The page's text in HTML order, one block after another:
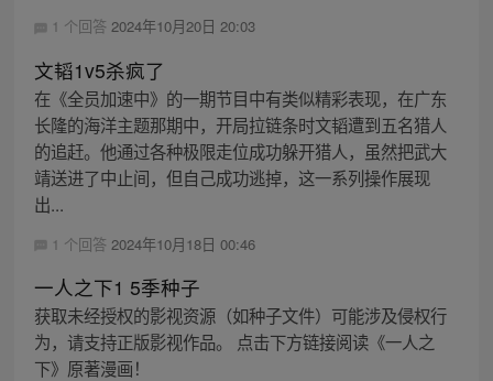
1 个回答 2024年10月20日 20:03
文韬1v5杀疯了
在《全员加速中》的一期节目中有类似精彩表现，在广东
长隆的海洋主题那期中，开局拉链条时文韬遭到五名猎人
的追赶。他通过各种极限走位成功躲开猎人，虽然把武大
靖送进了中止间，但自己成功逃掉，这一系列操作展现
出...
1 个回答 2024年10月18日 00:46
一人之下1 5季种子
获取未经授权的影视资源（如种子文件）可能涉及侵权行
为，请支持正版影视作品。 点击下方链接阅读《一人之
下》原著漫画！